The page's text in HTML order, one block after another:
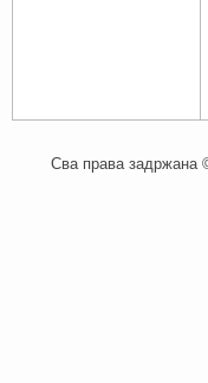
Сва права задржана